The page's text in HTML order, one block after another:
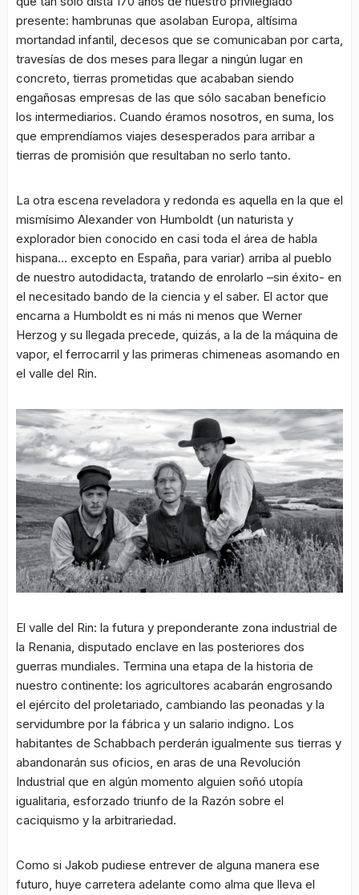
presente: hambrunas que asolaban Europa, altísima
mortandad infantil, decesos que se comunicaban por carta,
travesías de dos meses para llegar a ningún lugar en
concreto, tierras prometidas que acababan siendo
engañosas empresas de las que sólo sacaban beneficio
los intermediarios. Cuando éramos nosotros, en suma, los
que emprendíamos viajes desesperados para arribar a
tierras de promisión que resultaban no serlo tanto.
La otra escena reveladora y redonda es aquella en la que el
mismísimo Alexander von Humboldt (un naturista y
explorador bien conocido en casi toda el área de habla
hispana… excepto en España, para variar) arriba al pueblo
de nuestro autodidacta, tratando de enrolarlo –sin éxito- en
el necesitado bando de la ciencia y el saber. El actor que
encarna a Humboldt es ni más ni menos que Werner
Herzog y su llegada precede, quizás, a la de la máquina de
vapor, el ferrocarril y las primeras chimeneas asomando en
el valle del Rin.
El valle del Rin: la futura y preponderante zona industrial de
la Renania, disputado enclave en las posteriores dos
guerras mundiales. Termina una etapa de la historia de
nuestro continente: los agricultores acabarán engrosando
el ejército del proletariado, cambiando las peonadas y la
servidumbre por la fábrica y un salario indigno. Los
habitantes de Schabbach perderán igualmente sus tierras y
abandonarán sus oficios, en aras de una Revolución
Industrial que en algún momento alguien soñó utopía
igualitaria, esforzado triunfo de la Razón sobre el
caciquismo y la arbitrariedad.
Como si Jakob pudiese entrever de alguna manera ese
futuro, huye carretera adelante como alma que lleva el